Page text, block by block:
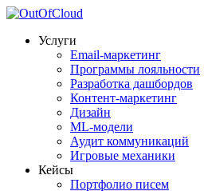
Услуги
Email-маркетинг
Программы лояльности
Разработка дашбордов
Контент-маркетинг
Дизайн
ML-модели
Аудит коммуникаций
Игровые механики
Кейсы
Портфолио писем